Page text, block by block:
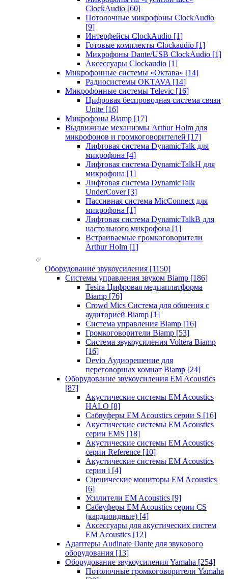
ClockAudio [60]
Потолочные микрофоны ClockAudio
[9]
Интерфейсы ClockAudio [1]
Готовые комплекты Clockaudio [1]
Микрофоны Dante/USB ClockAudio [1]
Аксессуары Clockaudio [1]
Микрофонные системы «Октава» [14]
Радиосистемы OKTAVA [14]
Микрофонные системы Televic [16]
Цифровая беспроводная система связи
Unite [16]
Микрофоны Biamp [17]
Выдвижные механизмы Arthur Holm для
микрофонов и громкоговорителей [17]
Лифтовая система DynamicTalk для
микрофона [4]
Лифтовая система DynamicTalkH для
микрофона [1]
Лифтовая система DynamicTalk
UnderCover [3]
Пассивная система MicConnect для
микрофона [1]
Лифтовая система DynamicTalkB для
настольного микрофона [1]
Встраиваемые громкоговорители
Arthur Holm [1]
Оборудование звукоусиления [1150]
Системы управления звуком Biamp [186]
Tesira Цифровая медиаплатформа
Biamp [76]
Crowd Mics Система для общения с
аудиторией Biamp [1]
Система управления Biamp [16]
Громкоговорители Biamp [53]
Система звукоусиления Voltera Biamp
[16]
Devio Аудиорешение для
переговорных комнат Biamp [24]
Оборудование звукоусиления EM Acoustics
[87]
Акустические системы EM Acoustics
HALO [8]
Сабвуферы EM Acoustics серии S [16]
Акустические системы EM Acoustics
серии EMS [18]
Акустические системы EM Acoustics
серии Reference [10]
Акустические системы EM Acoustics
серии i [4]
Сценические мониторы EM Acoustics
[6]
Усилители EM Acoustics [9]
Сабвуферы EM Acoustics серии CS
(кардиоидные) [4]
Аксессуары для акустических систем
EM Acoustics [12]
Адаптеры Audinate Dante для звукового
оборудования [13]
Оборудование звукоусиления Yamaha [254]
Потолочные громкоговорители Yamaha